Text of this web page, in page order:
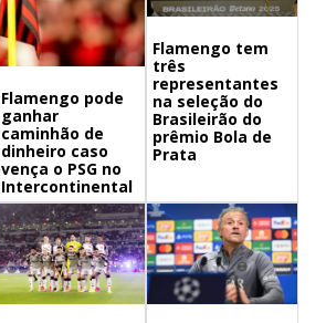
Flamengo pode
ganhar
caminhão de
dinheiro caso
vença o PSG no
Intercontinental
Flamengo tem
três
representantes
na seleção do
Brasileirão do
prêmio Bola de
Prata